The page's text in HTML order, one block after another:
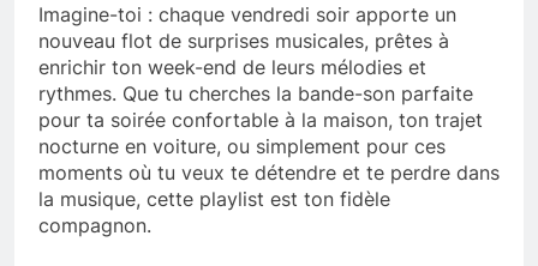
Imagine-toi : chaque vendredi soir apporte un
nouveau flot de surprises musicales, prêtes à
enrichir ton week-end de leurs mélodies et
rythmes. Que tu cherches la bande-son parfaite
pour ta soirée confortable à la maison, ton trajet
nocturne en voiture, ou simplement pour ces
moments où tu veux te détendre et te perdre dans
la musique, cette playlist est ton fidèle
compagnon.